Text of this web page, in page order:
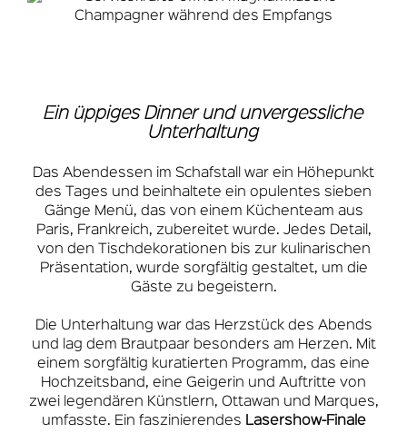
Ein üppiges Dinner und unvergessliche
Unterhaltung
Das Abendessen im Schafstall war ein Höhepunkt
des Tages und beinhaltete ein opulentes sieben
Gänge Menü, das von einem Küchenteam aus
Paris, Frankreich, zubereitet wurde. Jedes Detail,
von den Tischdekorationen bis zur kulinarischen
Präsentation, wurde sorgfältig gestaltet, um die
Gäste zu begeistern.
Die Unterhaltung war das Herzstück des Abends
und lag dem Brautpaar besonders am Herzen. Mit
einem sorgfältig kuratierten Programm, das eine
Hochzeitsband, eine Geigerin und Auftritte von
zwei legendären Künstlern, Ottawan und Marques,
umfasste. Ein faszinierendes Lasershow-Finale